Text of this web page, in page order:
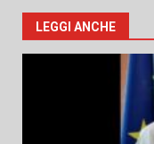
LEGGI ANCHE